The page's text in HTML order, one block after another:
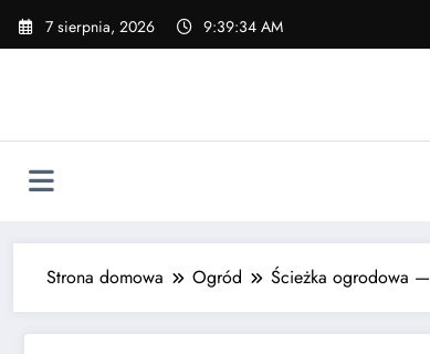
Skip
7 sierpnia, 2026 9:39:35 AM
Strona domowa Ogród Ścieżka ogrodowa —